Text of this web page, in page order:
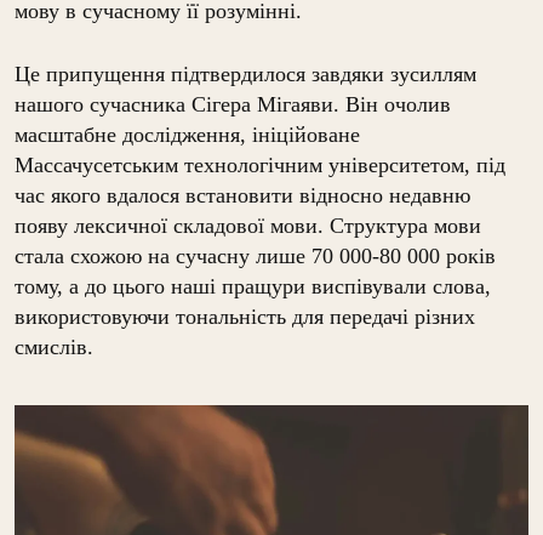
мову в сучасному її розумінні.
Це припущення підтвердилося завдяки зусиллям
нашого сучасника Сігера Мігаяви. Він очолив
масштабне дослідження, ініційоване
Массачусетським технологічним університетом, під
час якого вдалося встановити відносно недавню
появу лексичної складової мови. Структура мови
стала схожою на сучасну лише 70 000-80 000 років
тому, а до цього наші пращури виспівували слова,
використовуючи тональність для передачі різних
смислів.